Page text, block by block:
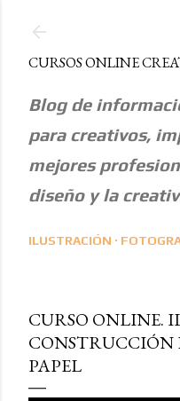
CURSOS ONLINE
Blog de
para creativos,
mejores
diseño y la
ILUSTRACIÓN
CURSO ONLINE.
CONSTRUCCIÓN
PAPEL